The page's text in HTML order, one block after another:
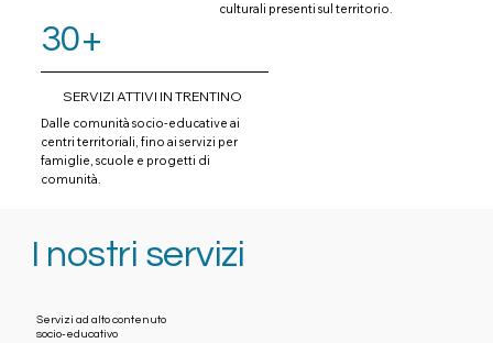
30+
SERVIZI ATTIVI IN TRENTINO
Dalle comunità socio-educative ai
centri territoriali, fino ai servizi per
famiglie, scuole e progetti di
comunità.
culturali presenti sul territorio.
I nostri servizi
Servizi ad alto contenuto
socio-educativo